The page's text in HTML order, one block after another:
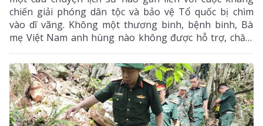
chiến giải phóng dân tộc và bảo vệ Tổ quốc bị chìm
vào dĩ vãng. Không một thương binh, bệnh binh, Bà
mẹ Việt Nam anh hùng nào không được hỗ trợ, chăm
sóc, phụng dưỡng. Và không một người có công nào
trên địa bàn Tây Bắc bị bỏ lại phía sau.